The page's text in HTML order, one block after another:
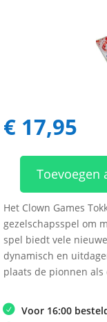
€ 17,95
TokkenspelToevoegen
Het Clown Games
gezelschapsspel om
spel biedt vele
dynamisch en
plaats de pionnen
Voor 16:00